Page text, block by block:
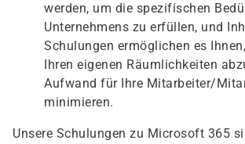
werden, um die spezifischen
Unternehmens zu erfüllen, und
Schulungen ermöglichen es
Ihren eigenen Räumlichkeiten
Aufwand für Ihre Mitarbeiter/
minimieren.
Unsere Schulungen zu Microsoft 365